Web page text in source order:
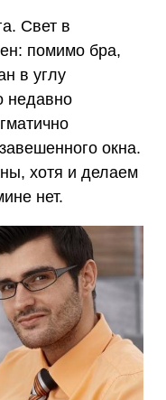
Свет в
помимо бра,
в углу
недавно
окна.
хотя и делаем
нет.